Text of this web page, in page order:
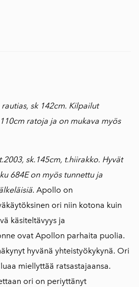
rautias, sk 142cm. Kilpailut
ratoja ja on mukava myös
sk.145cm, t.hiirakko. Hyvät
684E on myös tunnettu ja
. Apollo on
ori niin kotona kuin
käsiteltävyys ja
ovat Apollon parhaita puolia.
hyvänä yhteistyökykynä. Ori
miellyttää ratsastajaansa.
ori on periyttänyt